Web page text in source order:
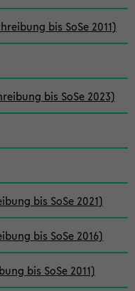
bis SoSe 2011)
bis SoSe 2023)
bis SoSe 2021)
bis SoSe 2016)
bis SoSe 2011)